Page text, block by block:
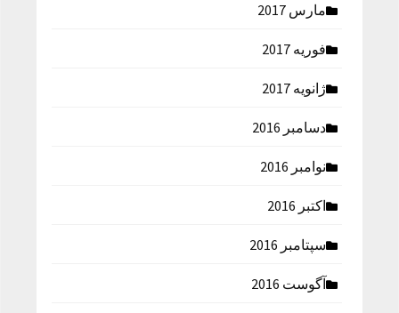
مارس 2017
فوریه 2017
ژانویه 2017
دسامبر 2016
نوامبر 2016
اکتبر 2016
سپتامبر 2016
آگوست 2016